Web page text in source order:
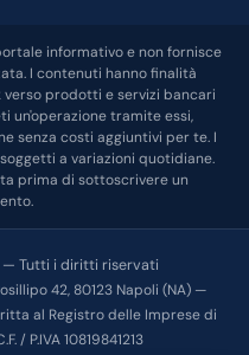
informativo e non fornisce
I contenuti hanno finalità
prodotti e servizi bancari
un'operazione tramite essi,
senza costi aggiuntivi per te. I
a variazioni quotidiane.
prima di sottoscrivere un
Tutti i diritti riservati
42, 80123 Napoli (NA) —
al Registro delle Imprese di
/ P.IVA 10819841213